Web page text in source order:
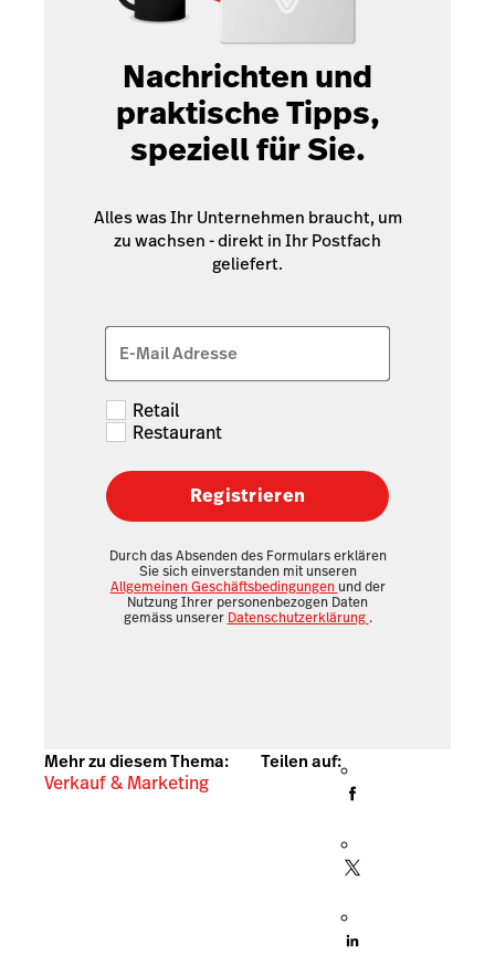
Nachrichten und
praktische Tipps,
speziell für Sie.
Alles was Ihr Unternehmen braucht, um
zu wachsen - direkt in Ihr Postfach
geliefert.
E-Mail Adresse
Retail
Restaurant
Registrieren
Durch das Absenden des Formulars erklären
Sie sich einverstanden mit unseren
Allgemeinen Geschäftsbedingungen und der
Nutzung Ihrer personenbezogen Daten
gemäss unserer Datenschutzerklärung .
Mehr zu diesem Thema:
Verkauf & Marketing
Teilen auf: